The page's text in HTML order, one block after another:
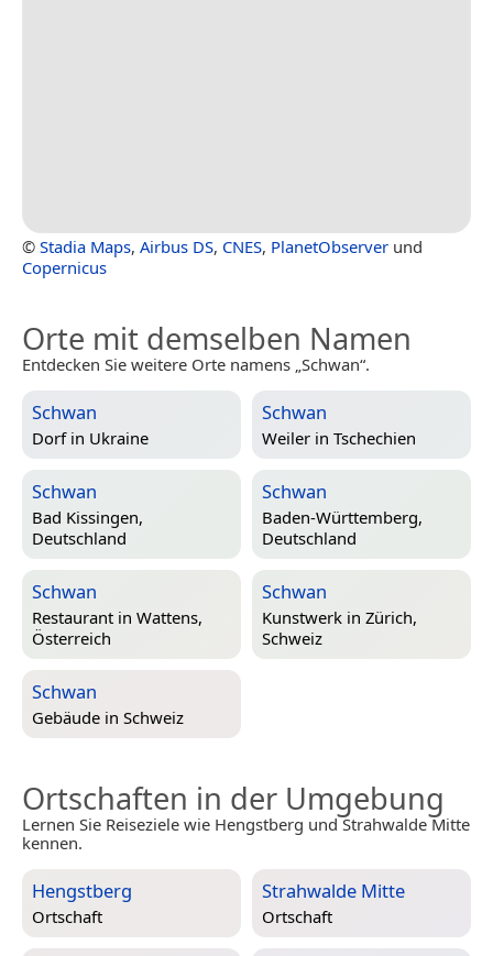
© Stadia Maps, Airbus DS, CNES, PlanetObserver und
Copernicus
Orte mit demselben Namen
Entdecken Sie weitere Orte namens „Schwan“.
Schwan
Dorf in Ukraine
Schwan
Weiler in Tschechien
Schwan
Bad Kissingen,
Deutschland
Schwan
Baden-Württemberg,
Deutschland
Schwan
Restaurant in Wattens,
Österreich
Schwan
Kunstwerk in Zürich,
Schweiz
Schwan
Gebäude in Schweiz
Ortschaften in der Umgebung
Lernen Sie Reiseziele wie Hengstberg und Strahwalde Mitte
kennen.
Hengstberg
Ortschaft
Strahwalde Mitte
Ortschaft